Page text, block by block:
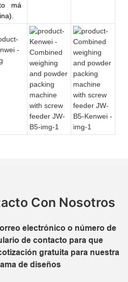
má
Con Nosotros
electrónico o número de
de contacto para que
gratuita para nuestra
de diseños